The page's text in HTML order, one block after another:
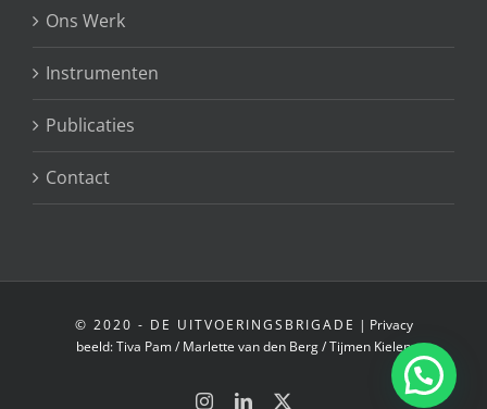
Ons Werk
Instrumenten
Publicaties
Contact
© 2020 - DE UITVOERINGSBRIGADE | Privacy
beeld:Tiva Pam/ Marlette van den Berg/Tijmen Kielen
InstagramLinkedIn